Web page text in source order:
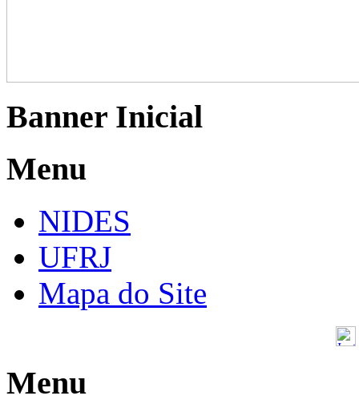
Banner Inicial
Menu
NIDES
UFRJ
Mapa do Site
Menu